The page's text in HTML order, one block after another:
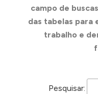
campo de
das tabelas para
trabalho e
Pesquisar: